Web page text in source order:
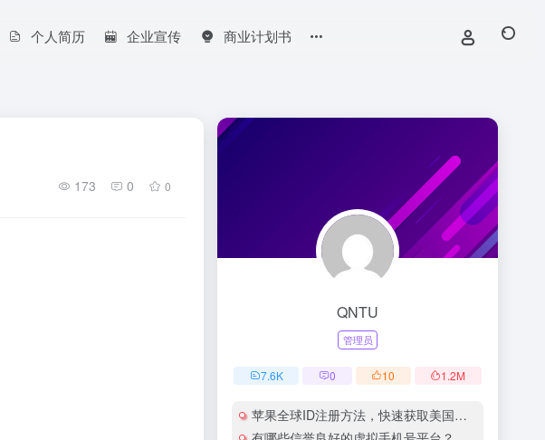
个人简历 企业宣传 商业计划书
173 0 0
QNTU
管理员
7.6K 0 10 1.2M
苹果全球ID注册方法，快速获取美国地区苹果账号